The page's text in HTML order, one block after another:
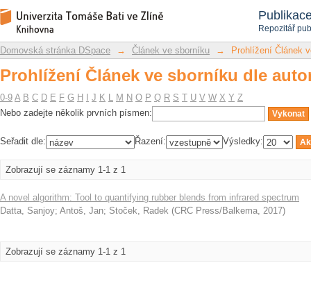
Repozitář
Prohlížení Článek ve sborníku dle
Repozitář DSpace/Manakin
Domovská stránka DSpace → Článek ve sborníku → Prohlížení Článek
Prohlížení Článek ve sborníku dle
0-9 A B C D E F G H J K L M N O P Q R S T U V W X Y Z
Nebo zadejte několik prvních písmen:
Seřadit dle: Řazení: Výsledky:
Zobrazují se záznamy 1-1 z 1
A novel algorithm: Tool to quantifying rubber blends from infrared spectrum
Datta, Sanjoy; Antoš, Jan; Stoček, Radek (CRC Press/Balkema, 2017)
Zobrazují se záznamy 1-1 z 1